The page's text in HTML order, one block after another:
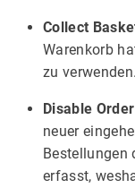
Collect
Warenkorb
zu verwenden.
Disable
neuer
Bestellungen
erfasst,